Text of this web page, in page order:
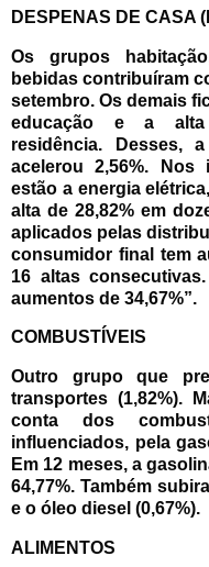
DESPENAS DE CASA
Os grupos
bebidas contribuíram
setembro. Os demais
educação e a
residência.
Desses,
acelerou 2,56%.
estão a energia
alta de 28,82% em
aplicados pelas
consumidor final tem
16 altas
aumentos de 34,67%”.
COMBUSTÍVEIS
Outro grupo que
transportes (1,82%).
conta dos
influenciados, pela
Em 12 meses, a
64,77%. Também
e o óleo diesel (0,67%).
ALIMENTOS